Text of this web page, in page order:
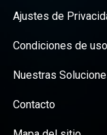
Ajustes de
Condiciones de uso
Nuestras
Contacto